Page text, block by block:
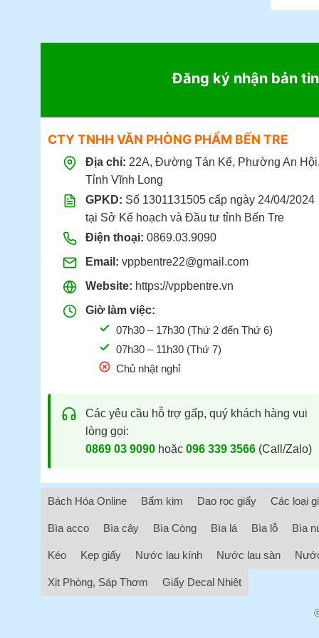
Đăng ký nhận bản tin
CTY TNHH VĂN PHÒNG PHẨM BẾN TRE
Địa chỉ: 22A, Đường Tán Kế, Phường An Hội,
Tỉnh Vĩnh Long
GPKD: Số 1301131505 cấp ngày 24/04/2024
tại Sở Kế hoạch và Đầu tư tỉnh Bến Tre
Điện thoại: 0869.03.9090
Email: vppbentre22@gmail.com
Website: https://vppbentre.vn
Giờ làm việc:
07h30 – 17h30 (Thứ 2 đến Thứ 6)
07h30 – 11h30 (Thứ 7)
Chủ nhật nghỉ
Các yêu cầu hỗ trợ gấp, quý khách hàng vui
lòng gọi:
0869 03 9090hoặc 096 339 3566(Call/Zalo)
Bách Hóa Online Bấm kim Dao rọc giấy Các loại
Bìa acco Bìa cây Bìa Còng Bìa lá Bìa lỗ Bìa
Kéo Kẹp giấy Nước lau kính Nước lau sàn
Xịt Phòng, Sáp Thơm Giấy Decal Nhiệt